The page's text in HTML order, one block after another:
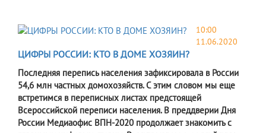
10:00
11.06.2020
ЦИФРЫ РОССИИ: КТО В ДОМЕ ХОЗЯИН?
Последняя перепись населения зафиксировала в России
54,6 млн частных домохозяйств. С этим словом мы еще
встретимся в переписных листах предстоящей
Всероссийской переписи населения. В преддверии Дня
России Медиаофис ВПН-2020 продолжает знакомить с